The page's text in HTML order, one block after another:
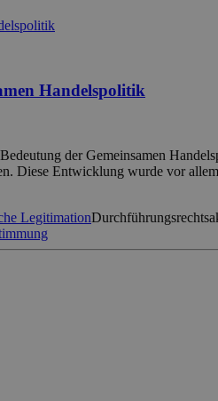
Handelspolitik
der Gemeinsamen
Diese Entwicklung wurde vor
Legitimation